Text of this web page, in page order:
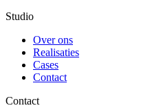
Studio
Over ons
Realisaties
Cases
Contact
Contact